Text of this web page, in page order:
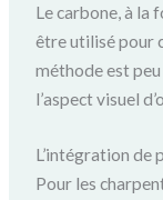
Le carbone, à la
être utilisé pour
méthode est
l’aspect visuel
L’intégration de
Pour les